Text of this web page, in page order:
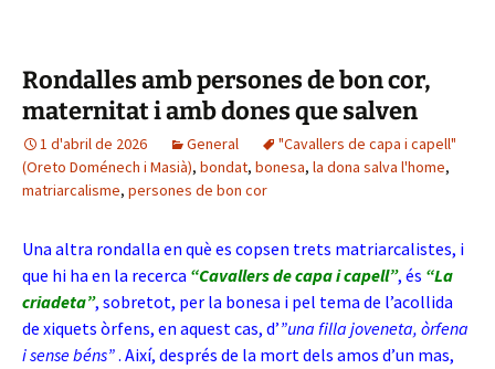
Rondalles amb persones de bon cor,
maternitat i amb dones que salven
1 d'abril de 2026 General
"Cavallers de capa i capell"
(Oreto Doménech i Masià), bondat, bonesa, la dona salva l'home,
matriarcalisme, persones de bon cor
Una altra rondalla en què es copsen trets matriarcalistes, i
que hi ha en la recerca “Cavallers de capa i capell”, és “La
criadeta”, sobretot, per la bonesa i pel tema de l’acollida
de xiquets òrfens, en aquest cas, d’”una filla joveneta, òrfena
i sense béns”. Així, després de la mort dels amos d’un mas,